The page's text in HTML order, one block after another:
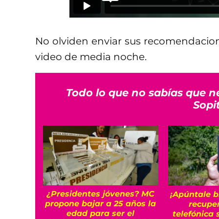
No olviden enviar sus
video de media noche.
Todo lo que no sabías que
¿Presidentes jóvenes? MC
propone bajar a 25 años la
edad para ser el
¡Apúntale
telefónica